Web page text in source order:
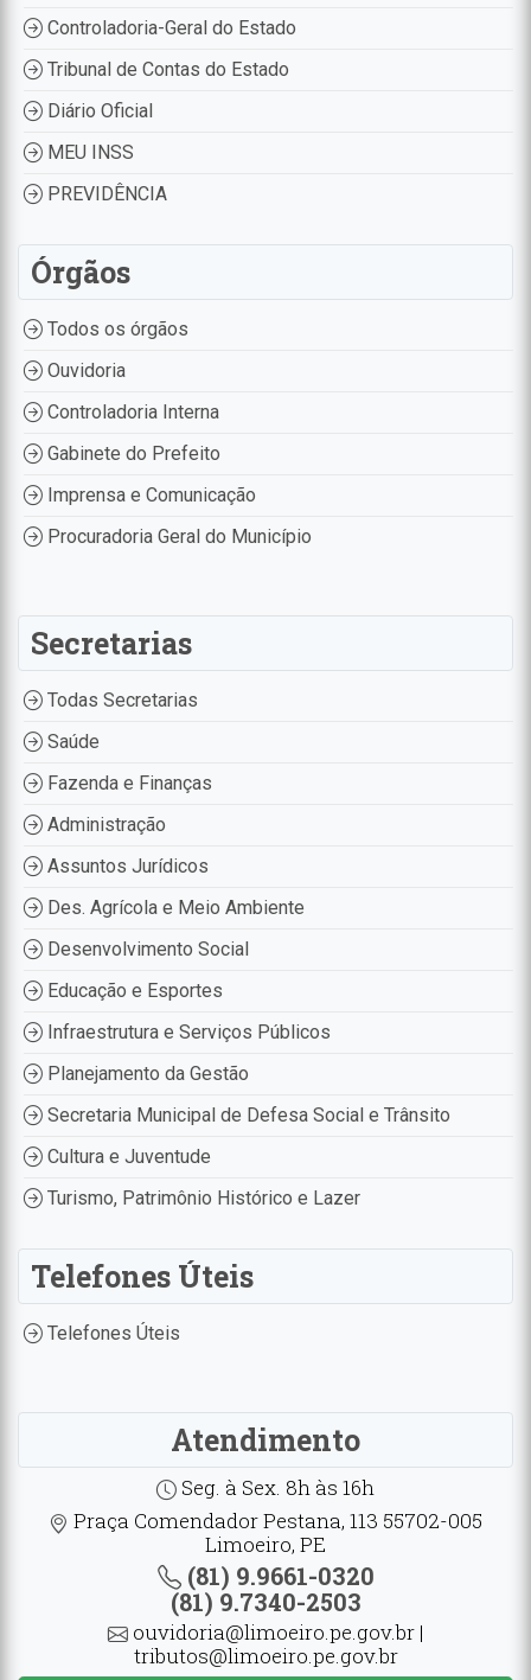
Controladoria-Geral do Estado
Tribunal de Contas do Estado
Diário Oficial
MEU INSS
PREVIDÊNCIA
Órgãos
Todos os órgãos
Ouvidoria
Controladoria Interna
Gabinete do Prefeito
Imprensa e Comunicação
Procuradoria Geral do Município
Secretarias
Todas Secretarias
Saúde
Fazenda e Finanças
Administração
Assuntos Jurídicos
Des. Agrícola e Meio Ambiente
Desenvolvimento Social
Educação e Esportes
Infraestrutura e Serviços Públicos
Planejamento da Gestão
Secretaria Municipal de Defesa Social e Trânsito
Cultura e Juventude
Turismo, Patrimônio Histórico e Lazer
Telefones Úteis
Telefones Úteis
Atendimento
Seg. à Sex. 8h às 16h
Praça Comendador Pestana, 113 55702-005
Limoeiro, PE
(81) 9.9661-0320
(81) 9.7340-2503
ouvidoria@limoeiro.pe.gov.br |
tributos@limoeiro.pe.gov.br